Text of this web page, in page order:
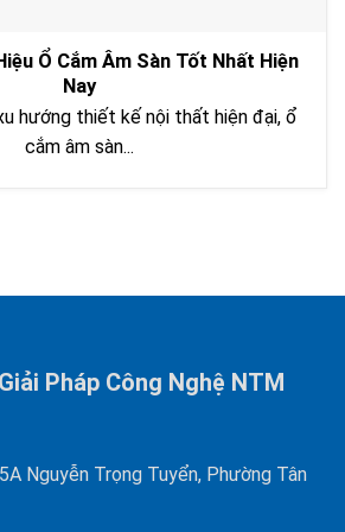
Ổ Cắm Âm Sàn Tốt Nhất Hiện
Nay
hướng thiết kế nội thất hiện đại, ổ
cắm âm sàn...
Pháp Công Nghệ NTM
Nguyễn Trọng Tuyển, Phường Tân